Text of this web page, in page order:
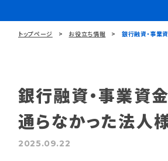
トップページ お役立ち情報 銀行融資・事業
銀行融資・事業資
通らなかった法人
2025.09.22